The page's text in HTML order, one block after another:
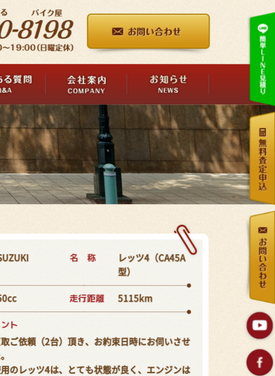
名 称 レッツ4（CA45A
型）
走行距離 5115km
ト
ご依頼（2台）頂き、お約束日時にお伺いさせ
のレッツ4は、とても状態が良く、エンジンは